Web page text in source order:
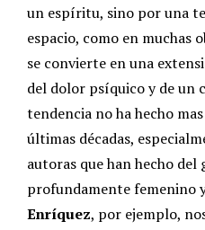
un espíritu, sino por una
espacio, como en muchas
se convierte en una
del dolor psíquico y de un
tendencia no ha hecho
últimas décadas,
autoras que han hecho
profundamente femenino
Enríquez, por ejemplo,